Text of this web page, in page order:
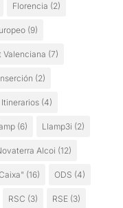
Florencia (2)
(9)
Valenciana (7)
(2)
Itinerarios(4)
(6) Llamp3i (2)
Alcoi (12)
(16) ODS (4)
RSC (3) RSE(3)